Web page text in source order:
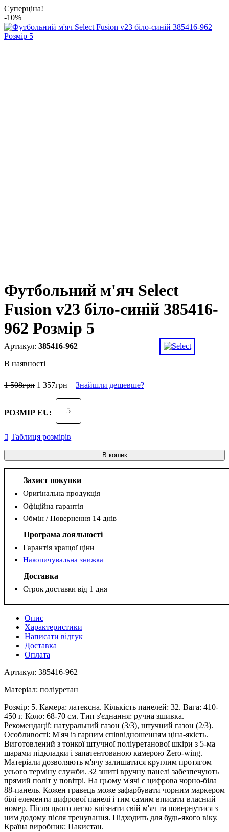
Суперціна!
-10%
Футбольний м'яч Select
Fusion v23 біло-синій 385416-
962 Розмір 5
385416-962
В наявності
1 508грн 1 357грн Знайшли дешевше?
РОЗМІР EU: 5
Таблиця розмірів
В кошик
Захист покупки
Оригінальна продукція
Офіційна гарантія
Обмін / Повернення 14 днів
Програма лояльності
Гарантія кращої ціни
Накопичувальна знижка
Доставка
Строк доставки від 1 дня
Опис
Характеристики
Написати відгук
Доставка
Оплата
Артикул: 385416-962
Матеріал: поліуретан
Розмір: 5. Камера: латексна. Кількість панелей: 32. Вага: 410-
450 г. Коло: 68-70 см. Тип з'єднання: ручна зшивка.
Рекомендації: натуральний газон (3/3), штучний газон (2/3).
Особливості: М'яч із гарним співвідношенням ціна-якість.
Виготовлений з тонкої штучної поліуретанової шкіри з 5-ма
шарами підкладки і запатентованою камерою Zero-wing.
Матеріали дозволяють м'ячу залишатися круглим протягом
усього терміну служби. 32 зшиті вручну панелі забезпечують
прямий політ у повітрі. На цьому м'ячі є цифрова чорно-біла
88-панель. Кожен гравець може зафарбувати чорним маркером
білі елементи цифрової панелі і тим самим вписати власний
номер. Після цього легко впізнати свій м'яч та повернутися з
ним додому після тренування. Підходить для будь-якого віку.
Країна виробник: Пакистан.